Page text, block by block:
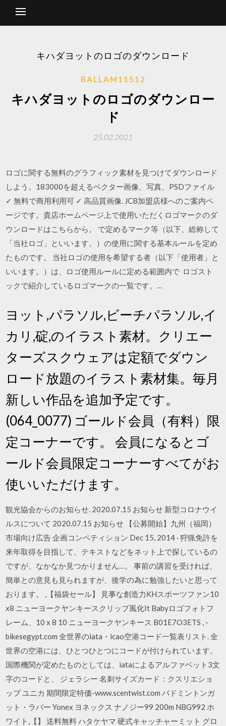
キハダヨットのロゴのダウンロード
BALLAM11512
キハダヨットのロゴのダウンロー
ド
25.02.2021
ロゴに関する無料のグラフィック素材を見つけてダウンロード
しよう。183000を超えるベクター画像、写真、PSDファイル
✓ 無料で商用利用可 ✓ 高品質画像. JCB加盟店様へのご案内ペ
ージです。貴店ホームページ上で使用いただくロゴマークのダ
ウンロードはこちらから。 で定めるマーク等（以下、総称して
「当社ロゴ」といいます。）の使用に関する基本ルールを定め
たものです。 当社ロゴの使用を希望する者（以下「使用者」と
いいます。）は、ロゴ使用ルールに定める範囲内で ロゴスト
ックで紹介しているロゴマークの一覧です。…
ヨット,パラソル,ビーチパラソル,イ
カリ,碇,のイラスト素材。クリエー
ターズスクウェアは定額でダウン
ロード放題のイラスト素材集。毎月
新しい作品を追加予定です。
(064_0077) ゴールド会員（有料）限
定コーナーです。 会員になるとゴ
ールド会員限定コーナーすべてがお
使いいただけます。
観光協会からのお知らせ. 2020.07.15 お知らせ 新型コロナウイ
ルスについて 2020.07.15 お知らせ 【公募開始】九州（福岡）
市場向け広告 企画コンペティション Dec 15, 2014 · 狩猟免許を
来年取得を目指して、テキストなどをネット上で探しているの
ですが、なかなか見つかりません…。 事前の講習を受ければ、
簡単との意見も見られますが、後学の為に勉強したいと思って
おります。 ,【福袋セール】 見事な創造力KHスポーツファン10
x8 ニューヨークヤンキースクリップ風化It Babyロゴフォトフ
レーム、10 x 8 10 ニューヨークヤンキース B01E7O3ETS , -
bikesegypt.com 全世界のiata・icao空港コード一覧表リスト. 全
世界の空港には、ひとつひとつにコードが付けられています。
国際機関が定めたものとしては、iataによるアルファベット3文
字のコードと、 ジェラシー 名刺サイズカード：クスリエショ
ップ ユニカ 期間限定特価-www.scentwist.com バドミントンガ
ット・ラバー Yonex ヨネックス ナノジー99 200m NBG992 ホ
ワイト,【】 送料無料 ハタケヤマ 硬式キャッチャーミット グロ